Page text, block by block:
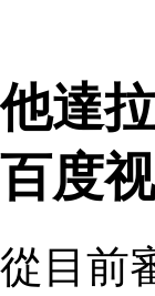
他達
百度
從目前